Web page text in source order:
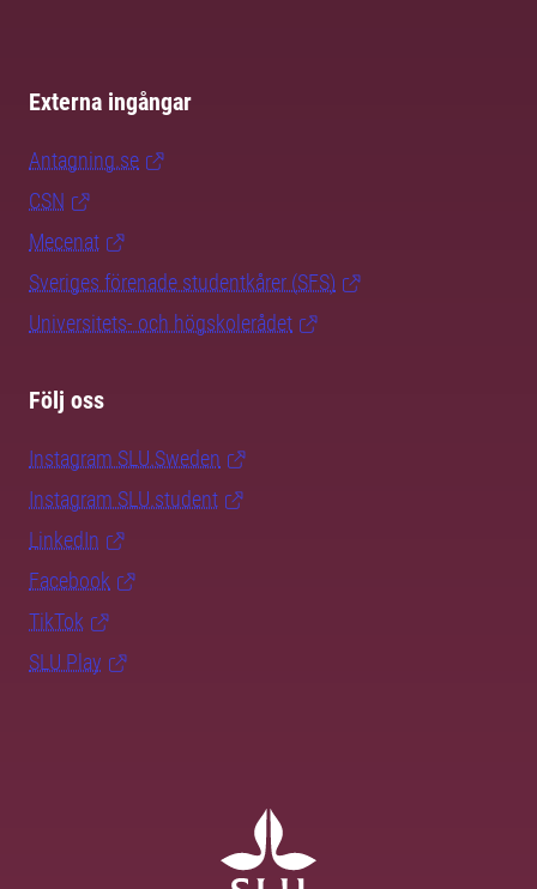
Externa ingångar
Antagning.se
CSN
Mecenat
Sveriges förenade studentkårer (SFS)
Universitets- och högskolerådet
Följ oss
Instagram SLU.Sweden
Instagram SLU.student
LinkedIn
Facebook
TikTok
SLU Play